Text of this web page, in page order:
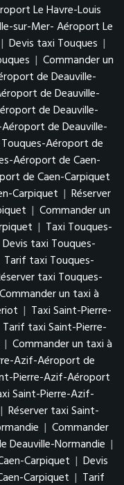
Le Havre-Louis
sur-Mer- Aéroport Le
| Devis taxi Touques |
| Commander un
de Deauville-
de Deauville-
de Deauville-
de Deauville-
Aéroport de
Aéroport de Caen-
de Caen-Carpiquet
Carpiquet | Réserver
| Commander un
| Taxi Touques-
Devis taxi Touques-
Tarif taxi Touques-
taxi Touques-
Commander un taxi à
| Taxi Saint-Pierre-
Tarif taxi Saint-Pierre-
| Commander un taxi à
Azif-Aéroport de
Pierre-Azif-Aéroport
Saint-Pierre-Azif-
| Réserver taxi Saint-
| Commander
Deauville-Normandie |
Carpiquet | Devis
Carpiquet | Tarif